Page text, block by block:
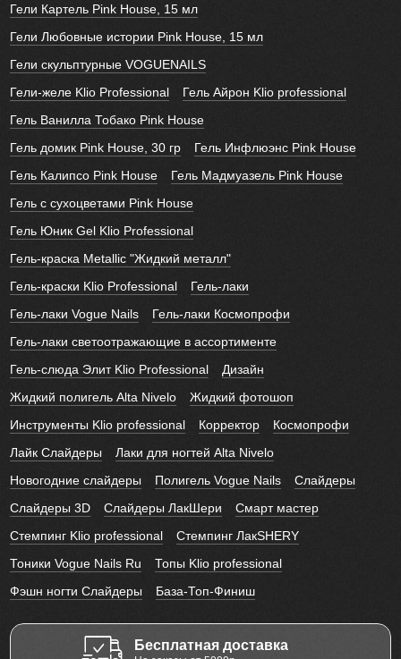
Гели Картель Pink House, 15 мл
Гели Любовные истории Pink House, 15 мл
Гели скульптурные VOGUENAILS
Гели-желе Klio Professional
Гель Айрон Klio professional
Гель Ванилла Тобако Pink House
Гель домик Pink House, 30 гр
Гель Инфлюэнс Pink House
Гель Калипсо Pink House
Гель Мадмуазель Pink House
Гель с сухоцветами Pink House
Гель Юник Gel Klio Professional
Гель-краска Metallic "Жидкий металл"
Гель-краски Klio Professional
Гель-лаки
Гель-лаки Vogue Nails
Гель-лаки Космопрофи
Гель-лаки светоотражающие в ассортименте
Гель-слюда Элит Klio Professional
Дизайн
Жидкий полигель Alta Nivelo
Жидкий фотошоп
Инструменты Klio professional
Корректор
Космопрофи
Лайк Слайдеры
Лаки для ногтей Alta Nivelo
Новогодние слайдеры
Полигель Vogue Nails
Слайдеры
Слайдеры 3D
Слайдеры ЛакШери
Смарт мастер
Стемпинг Klio professional
Стемпинг ЛакSHERY
Тоники Vogue Nails Ru
Топы Klio professional
Фэшн ногти Слайдеры
База-Топ-Финиш
Бесплатная доставка